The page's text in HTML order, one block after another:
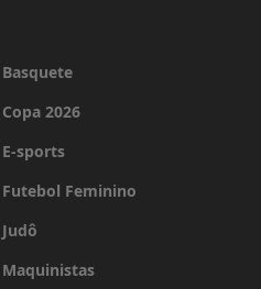
Basquete
Copa 2026
E-sports
Futebol Feminino
Judô
Maquinistas